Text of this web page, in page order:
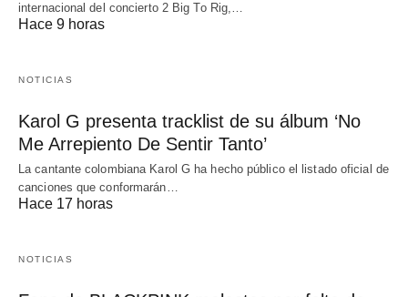
internacional del concierto 2 Big To Rig,…
Hace 9 horas
NOTICIAS
Karol G presenta tracklist de su álbum ‘No
Me Arrepiento De Sentir Tanto’
La cantante colombiana Karol G ha hecho público el listado oficial de
canciones que conformarán…
Hace 17 horas
NOTICIAS